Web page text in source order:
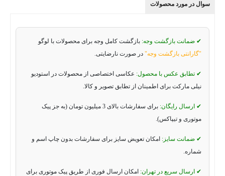
سوال در مورد محصولات
✔ ضمانت بازگشت وجه: بازگشت کامل وجه برای محصولات با لوگو
"گارانتی بازگشت وجه" در صورت نارضایتی.
✔ تطابق عکس با محصول: عکاسی اختصاصی از محصولات در استودیو
نیلی مارکت برای اطمینان از تطابق تصویر و کالا.
✔ ارسال رایگان:
برای سفارشات بالای 3 میلیون تومان (به جز پیک
موتوری و تیپاکس).
✔ ضمانت سایز: امکان تعویض سایز برای سفارشات بدون چاپ اسم و
شماره.
✔ ارسال سریع در تهران: امکان ارسال فوری از طریق پیک موتوری برای